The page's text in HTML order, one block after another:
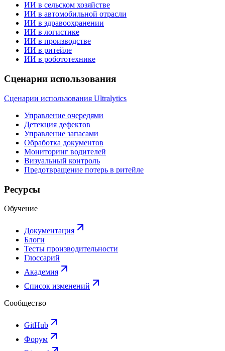
ИИ в сельском хозяйстве
ИИ в автомобильной отрасли
ИИ в здравоохранении
ИИ в логистике
ИИ в производстве
ИИ в ритейле
ИИ в робототехнике
Сценарии использования
Сценарии использования Ultralytics
Управление очередями
Детекция дефектов
Управление запасами
Обработка документов
Мониторинг водителей
Визуальный контроль
Предотвращение потерь в ритейле
Ресурсы
Обучение
Документация
Блоги
Тесты производительности
Глоссарий
Академия
Список изменений
Сообщество
GitHub
Форум